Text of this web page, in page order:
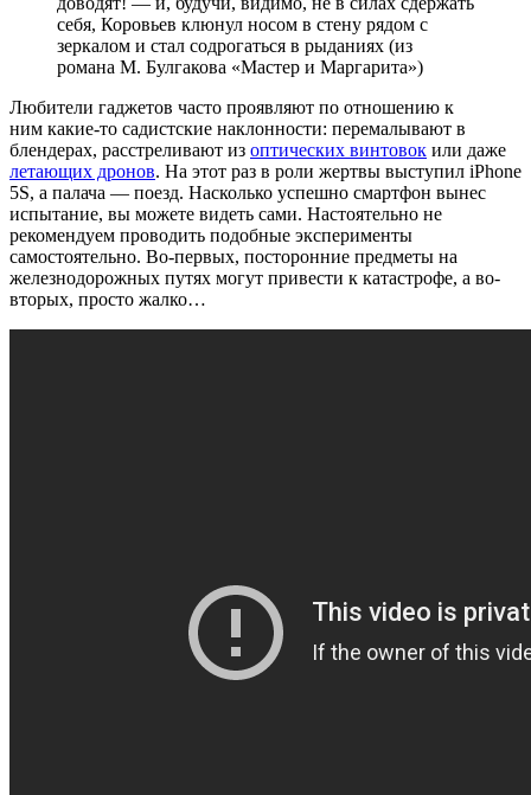
себя, Коровьев клюнул носом в стену рядом с
зеркалом и стал содрогаться в рыданиях (из
романа М. Булгакова «Мастер и Маргарита»)
Любители гаджетов часто проявляют по отношению к
ним какие-то садистские наклонности: перемалывают в
блендерах, расстреливают из оптических винтовок или даже
летающих дронов. На этот раз в роли жертвы выступил iPhone
5S, а палача — поезд. Насколько успешно смартфон вынес
испытание, вы можете видеть сами. Настоятельно не
рекомендуем проводить подобные эксперименты
самостоятельно. Во-первых, посторонние предметы на
железнодорожных путях могут привести к катастрофе, а во-
вторых, просто жалко…